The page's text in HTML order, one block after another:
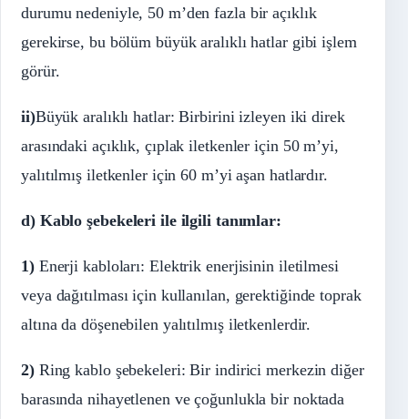
durumu nedeniyle, 50 m’den fazla bir açıklık
gerekirse, bu bölüm büyük aralıklı hatlar gibi işlem
görür.
ii)Büyük aralıklı hatlar: Birbirini izleyen iki direk
arasındaki açıklık, çıplak iletkenler için 50 m’yi,
yalıtılmış iletkenler için 60 m’yi aşan hatlardır.
d) Kablo şebekeleri ile ilgili tanımlar:
1)Enerji kabloları: Elektrik enerjisinin iletilmesi
veya dağıtılması için kullanılan, gerektiğinde toprak
altına da döşenebilen yalıtılmış iletkenlerdir.
2)Ring kablo şebekeleri: Bir indirici merkezin diğer
barasında nihayetlenen ve çoğunlukla bir noktada